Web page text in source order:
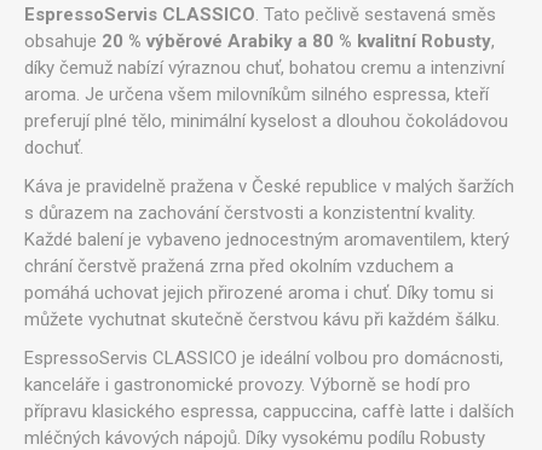
EspressoServis CLASSICO. Tato pečlivě sestavená směs
obsahuje 20 % výběrové Arabiky a 80 % kvalitní Robusty,
díky čemuž nabízí výraznou chuť, bohatou cremu a intenzivní
aroma. Je určena všem milovníkům silného espressa, kteří
preferují plné tělo, minimální kyselost a dlouhou čokoládovou
dochuť.
Káva je pravidelně pražena v České republice v malých šaržích
s důrazem na zachování čerstvosti a konzistentní kvality.
Každé balení je vybaveno jednocestným aromaventilem, který
chrání čerstvě pražená zrna před okolním vzduchem a
pomáhá uchovat jejich přirozené aroma i chuť. Díky tomu si
můžete vychutnat skutečně čerstvou kávu při každém šálku.
EspressoServis CLASSICO je ideální volbou pro domácnosti,
kanceláře i gastronomické provozy. Výborně se hodí pro
přípravu klasického espressa, cappuccina, caffè latte i dalších
mléčných kávových nápojů. Díky vysokému podílu Robusty